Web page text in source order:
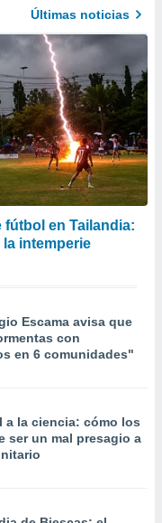
Últimas noticias
fútbol en Tailandia:
intemperie
Escama avisa que
con
en 6 comunidades"
a la ciencia: cómo los
ser un mal presagio a